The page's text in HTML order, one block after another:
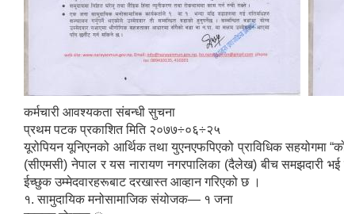
कर्मचारी आवश्यकता संबन्धी सुचना
प्रथम पटक प्रकाशित मिति २०७७÷०६÷२५
यूरोपियन यूनिएनको आर्थिक तथा युएनएफपिएको प्राविधिक सहयोगमा
(सीएमसी) नेपाल र यस नारायण नगरपालिका (दैलेख) बीच समझदारी
ईच्छुक उम्मेदवारहरूबाट दरखास्त आव्हान गरिएको छ ।
१. सामुदायिक मनोसामाजिक संयोजक— १ जना